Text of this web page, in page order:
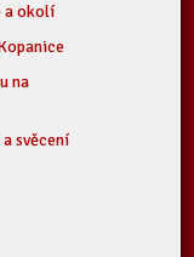
a okolí
na
svěcení